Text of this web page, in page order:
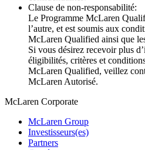
Clause de non-responsabilité:
Le Programme McLaren
l’autre, et est soumis aux
McLaren Qualified ainsi que
Si vous désirez recevoir plus
éligibilités, critères et
McLaren Qualified, veillez
McLaren Autorisé.
McLaren Corporate
McLaren Group
Investisseurs(es)
Partners